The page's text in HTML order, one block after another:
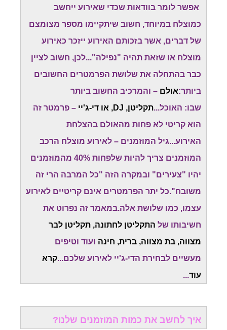
אפשר לומר בוודאות שכדי שאירוע ייחשב
כמוצלח במיוחד, חשוב שיתקיימו מספר מצומצם
של דברים, אשר בזכותם האירוע ייזכר כאירוע
מוצלח או שזאת תהיה "נפילה"...לכן, חשוב לציין
כבר בהתחלה את שלושת הפרמטרים החשובים
ביותר:אולם – והמרכיב החשוב ביותר
שבו: האוכל...תקליטן, DJ, או די-ג'יי
– פרמטר זה
הוא קריטי לא פחות מהאולם בהצלחת
האירוע...גיל המוזמנים – לאירוע מוצלח הרכב
המוזמנים צריך להיות שלפחות 40% מהמוזמנים
יהיו "צעירים" ובמקרה הזה "כל המרבה הרי זה
משובח".כל יתר הפרמטרים אינם קריטיים לאירוע
עצמו, כמו שלושת אלה.במאמר זה נפרוט את
חשיבותו של התקליטן לחתונה, תקליטן לבר
מצווה, בת מצווה, ברית, חינה ועוד וטיפים
מעשיים לבחירת הדי-ג'יי לאירוע שלכם...קרא
עוד...
איך לחשב את כמות המוזמנים שלנו?